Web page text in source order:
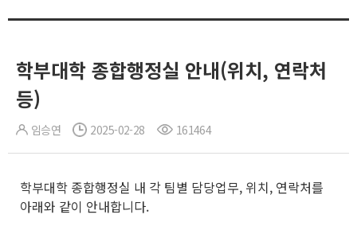
학부대학 종합행정실 안내(위치, 연락처
등)
임승연 2025-02-28 161464
학부대학 종합행정실 내 각 팀별 담당업무, 위치, 연락처를
아래와 같이 안내합니다.